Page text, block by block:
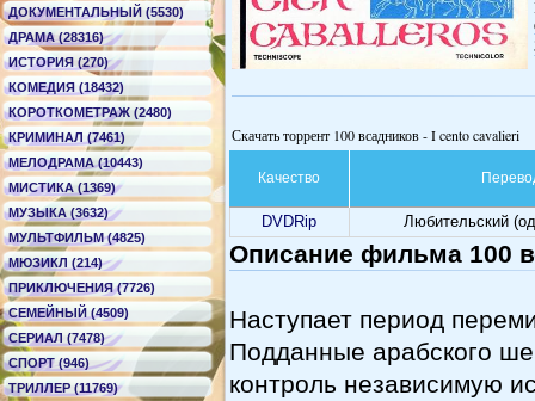
ДОКУМЕНТАЛЬНЫЙ (5530)
ДРАМА (28316)
ИСТОРИЯ (270)
КОМЕДИЯ (18432)
КОРОТКОМЕТРАЖ (2480)
КРИМИНАЛ (7461)
МЕЛОДРАМА (10443)
МИСТИКА (1369)
МУЗЫКА (3632)
МУЛЬТФИЛЬМ (4825)
МЮЗИКЛ (214)
ПРИКЛЮЧЕНИЯ (7726)
СЕМЕЙНЫЙ (4509)
СЕРИАЛ (7478)
СПОРТ (946)
ТРИЛЛЕР (11769)
Скачать торрент 100 всадников - I cento cavalieri
Качество
DVDRip Любительский
Описание фильма 100
Наступает период
Подданные арабского
контроль независимую